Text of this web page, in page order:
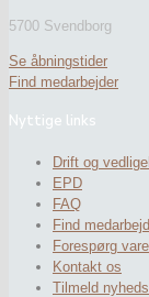
5700 Svendborg
Se åbningstider
Find medarbejder
Nyttige links
Drift og
EPD
FAQ
Find
Forespørg
Kontakt os
Tilmeld